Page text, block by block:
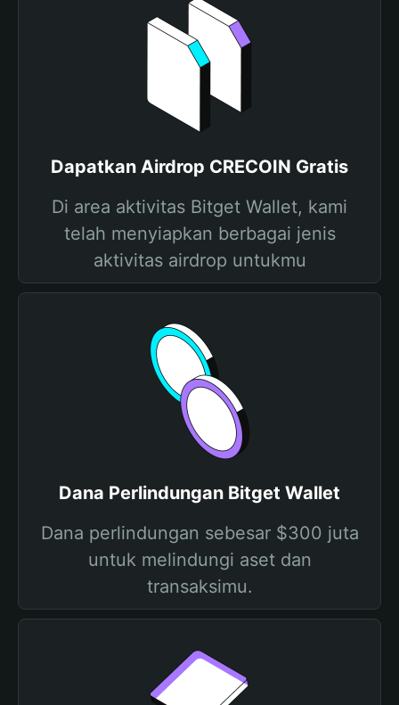
Dapatkan Airdrop CRECOIN Gratis
Di area aktivitas Bitget Wallet, kami
telah menyiapkan berbagai jenis
aktivitas airdrop untukmu
Dana Perlindungan Bitget Wallet
Dana perlindungan sebesar $300 juta
untuk melindungi aset dan
transaksimu.